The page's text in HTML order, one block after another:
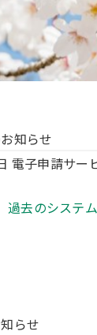
知らせ
電子申請サー
過去のシステ
らせ